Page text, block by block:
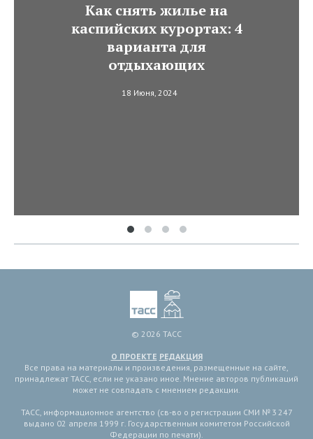
Как снять жилье на
каспийских курортах: 4
варианта для
отдыхающих
18 Июня, 2024
© 2026 ТАСС
О ПРОЕКТЕ РЕДАКЦИЯ
Все права на материалы и произведения, размещенные на сайте,
принадлежат ТАСС, если не указано иное. Мнение авторов публикаций
может не совпадать с мнением редакции.
ТАСС, информационное агентство (св-во о регистрации СМИ № 3 247
выдано 02 апреля 1999 г. Государственным комитетом Российской
Федерации по печати).